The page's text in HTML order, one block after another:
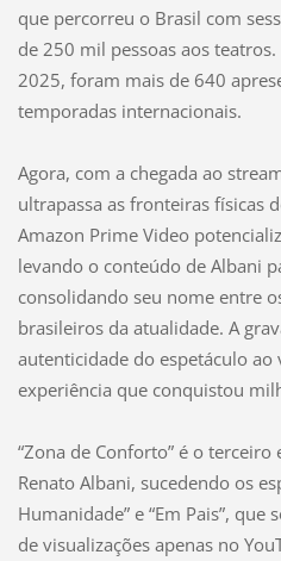
que percorreu o Brasil com
de 250 mil pessoas aos
2025, foram mais de 640
temporadas internacionais.
Agora, com a chegada ao
ultrapassa as fronteiras físicas
Amazon Prime Video
levando o conteúdo de Albani
consolidando seu nome entre
brasileiros da atualidade. A
autenticidade do espetáculo
experiência que conquistou
“Zona de Conforto” é o
Renato Albani, sucedendo os
Humanidade” e “Em Pais”,
de visualizações apenas no